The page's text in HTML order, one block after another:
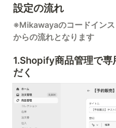
設定の流れ
※Mikawayaのコードイン
からの流れとなります
1.Shopify商品管理で専
だく